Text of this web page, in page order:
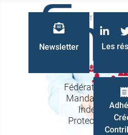
Fédération
Mandataires
Protection des
Les
Newsletter